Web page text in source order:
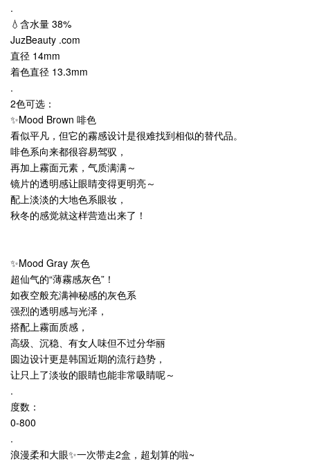
.
💧含水量 38%
JuzBeauty .com
直径 14mm
着色直径 13.3mm
.
2色可选：
✨Mood Brown 啡色
看似平凡，但它的霧感设计是很难找到相似的替代品。
啡色系向来都很容易驾驭，
再加上霧面元素，气质满满～
镜片的透明感让眼睛变得更明亮～
配上淡淡的大地色系眼妆，
秋冬的感觉就这样营造出来了！
✨Mood Gray 灰色
超仙气的“薄霧感灰色”！
如夜空般充满神秘感的灰色系
强烈的透明感与光泽，
搭配上霧面质感，
高级、沉稳、有女人味但不过分华丽
圆边设计更是韩国近期的流行趋势，
让只上了淡妆的眼睛也能非常吸睛呢～
.
度数：
0-800
.
浪漫柔和大眼✨一次带走2盒，超划算的啦~